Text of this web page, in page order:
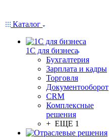
Каталог
1С для бизнеса
Бухгалтерия
Зарплата и кадры
Торговля
Документооборот
CRM
Комплексные
решения
+ ЕЩЕ 1